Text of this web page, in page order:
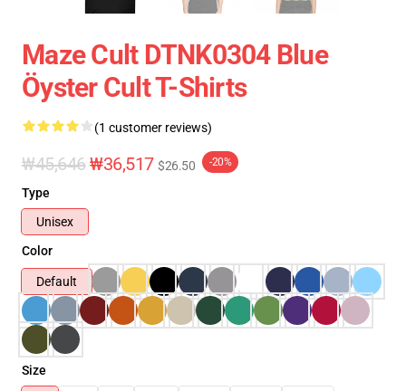
Maze Cult DTNK0304 Blue
Öyster Cult T-Shirts
(1 customer reviews)
₩45,646₩36,517 $26.50 -20%
Type
Unisex
Color
Default
Size